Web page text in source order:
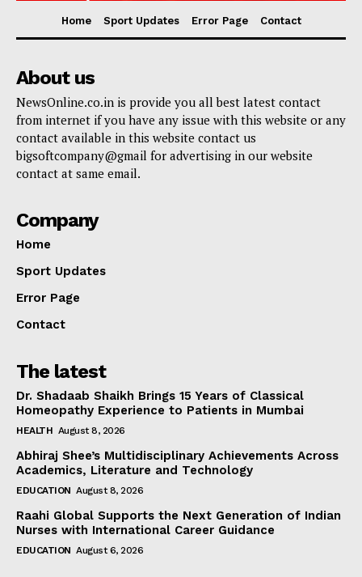
Home Sport Updates Error Page Contact
About us
NewsOnline.co.in is provide you all best latest contact
from internet if you have any issue with this website or any
contact available in this website contact us
bigsoftcompany@gmail for advertising in our website
contact at same email.
Company
Home
Sport Updates
Error Page
Contact
The latest
Dr. Shadaab Shaikh Brings 15 Years of Classical
Homeopathy Experience to Patients in Mumbai
HEALTH August 8, 2026
Abhiraj Shee’s Multidisciplinary Achievements Across
Academics, Literature and Technology
EDUCATION August 8, 2026
Raahi Global Supports the Next Generation of Indian
Nurses with International Career Guidance
EDUCATION August 6, 2026